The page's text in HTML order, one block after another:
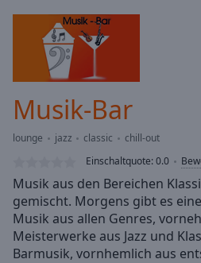
Forward
Loaded
Stream
TypeLIVE
Seek to
currently
behind
Musik-Bar
lounge jazz classic
chill-out
Einschaltquote:0.0
Musik aus den Bereichen
gemischt. Morgens gibt es
Musik aus allen Genres,
Meisterwerke aus Jazz und
Barmusik, vornhemlich aus